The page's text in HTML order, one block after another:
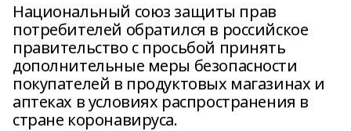
Национальный союз защиты прав
потребителей обратился в российское
правительство с просьбой принять
дополнительные меры безопасности
покупателей в продуктовых магазинах и
аптеках в условиях распространения в
стране коронавируса.